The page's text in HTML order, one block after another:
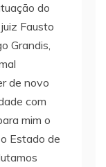
do
Fausto
Grandis,
de novo
com
mim o
Estado de